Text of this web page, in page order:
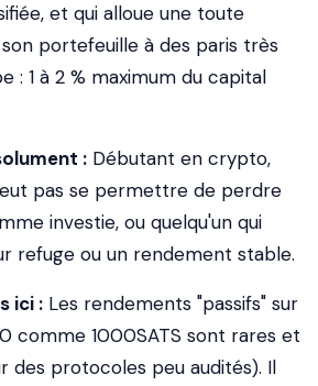
et qui alloue une toute
portefeuille à des paris très
: 1 à 2 % maximum du capital
: Débutant en crypto,
pas se permettre de perdre
investie, ou quelqu'un qui
refuge ou un rendement stable.
ici : Les rendements "passifs" sur
comme 1000SATS sont rares et
des protocoles peu audités). Il